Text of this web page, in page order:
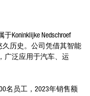
Koninklijke Nedschroef
久历史。公司凭借其智能
广泛应用于汽车、运
名员工，2023年销售额